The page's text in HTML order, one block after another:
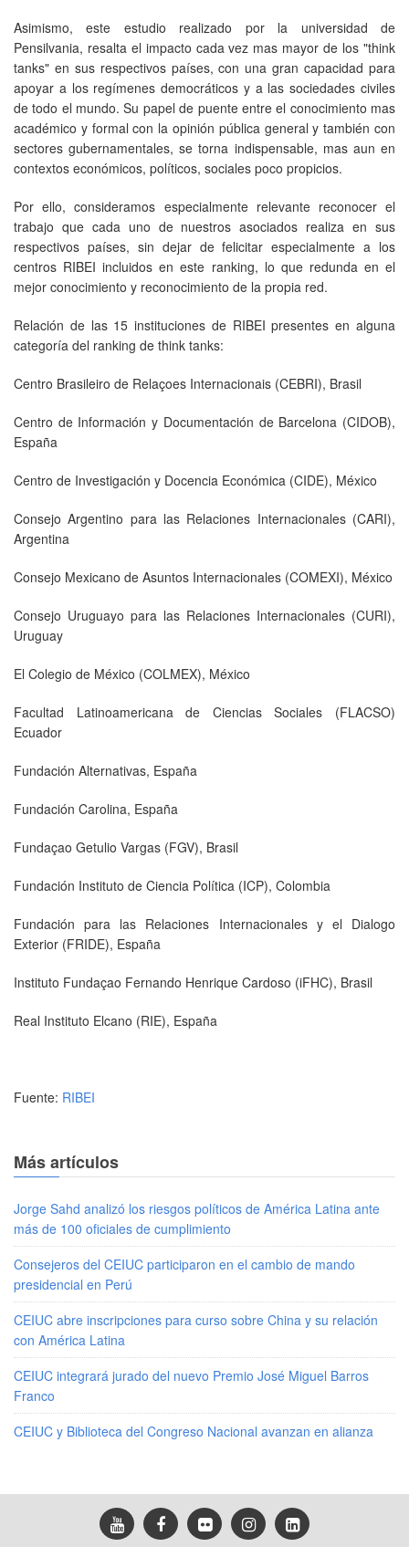
Asimismo, este estudio realizado por la universidad de
Pensilvania, resalta el impacto cada vez mas mayor de los "think
tanks" en sus respectivos países, con una gran capacidad para
apoyar a los regímenes democráticos y a las sociedades civiles
de todo el mundo. Su papel de puente entre el conocimiento mas
académico y formal con la opinión pública general y también con
sectores gubernamentales, se torna indispensable, mas aun en
contextos económicos, políticos, sociales poco propicios.
Por ello, consideramos especialmente relevante reconocer el
trabajo que cada uno de nuestros asociados realiza en sus
respectivos países, sin dejar de felicitar especialmente a los
centros RIBEI incluidos en este ranking, lo que redunda en el
mejor conocimiento y reconocimiento de la propia red.
Relación de las 15 instituciones de RIBEI presentes en alguna
categoría del ranking de think tanks:
Centro Brasileiro de Relaçoes Internacionais (CEBRI), Brasil
Centro de Información y Documentación de Barcelona (CIDOB),
España
Centro de Investigación y Docencia Económica (CIDE), México
Consejo Argentino para las Relaciones Internacionales (CARI),
Argentina
Consejo Mexicano de Asuntos Internacionales (COMEXI), México
Consejo Uruguayo para las Relaciones Internacionales (CURI),
Uruguay
El Colegio de México (COLMEX), México
Facultad Latinoamericana de Ciencias Sociales (FLACSO)
Ecuador
Fundación Alternativas, España
Fundación Carolina, España
Fundaçao Getulio Vargas (FGV), Brasil
Fundación Instituto de Ciencia Política (ICP), Colombia
Fundación para las Relaciones Internacionales y el Dialogo
Exterior (FRIDE), España
Instituto Fundaçao Fernando Henrique Cardoso (iFHC), Brasil
Real Instituto Elcano (RIE), España
Fuente: RIBEI
Más artículos
Jorge Sahd analizó los riesgos políticos de América Latina ante
más de 100 oficiales de cumplimiento
Consejeros del CEIUC participaron en el cambio de mando
presidencial en Perú
CEIUC abre inscripciones para curso sobre China y su relación
con América Latina
CEIUC integrará jurado del nuevo Premio José Miguel Barros
Franco
CEIUC y Biblioteca del Congreso Nacional avanzan en alianza